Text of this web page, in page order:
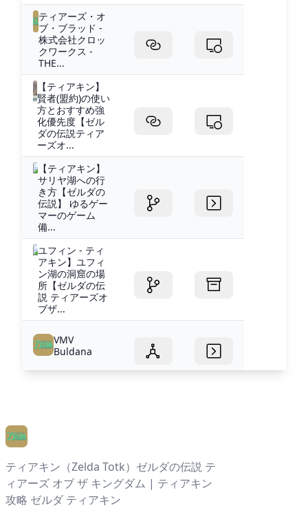
ティアーズ・オ
ブ・ブラッド -
株式会社クロッ
クワークス -
THE...
【ティアキン】
賢者(盟約)の使い
方とおすすめ強
化優先度【ゼル
ダの伝説ティア
ーズオ...
【ティアキン】
サリヤ湖への行
き方【ゼルダの
伝説】 ゆるゲー
マーのゲーム
備...
ユフィン - ティ
アキン】ユフィ
ン湖の洞窟の場
所【ゼルダの伝
説 ティアーズオ
ブザ...
VMV
Buldana
ティアキン（Zelda Totk）ゼルダの伝説 テ
ィアーズ オブ ザ キングダム | ティアキン
攻略 ゼルダ ティアキン